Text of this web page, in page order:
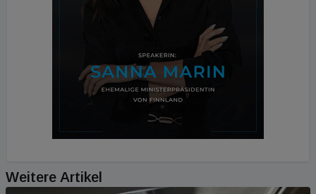
Weitere Artikel